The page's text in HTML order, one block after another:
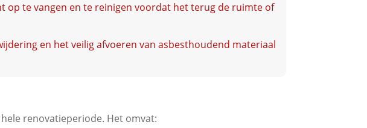
op te vangen en te reinigen voordat het terug de ruimte of
en het veilig afvoeren van asbesthoudend materiaal
renovatieperiode. Het omvat: